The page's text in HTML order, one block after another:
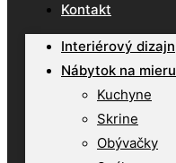
Kontakt
Interiérový dizajn
Nábytok na mieru
Kuchyne
Skrine
Obývačky